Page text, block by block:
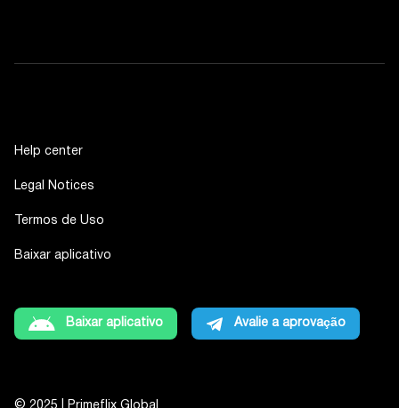
Help center
Legal Notices
Termos de Uso
Baixar aplicativo
Baixar aplicativo Avalie a aprovação
© 2025 | Primeflix Global